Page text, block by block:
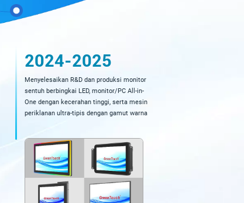
2024-2025
Menyelesaikan R&D dan produksi monitor
sentuh berbingkai LED, monitor/PC All-in-
One dengan kecerahan tinggi, serta mesin
periklanan ultra-tipis dengan gamut warna